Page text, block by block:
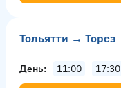
Тольятти → Торез
День 11:00 17:30